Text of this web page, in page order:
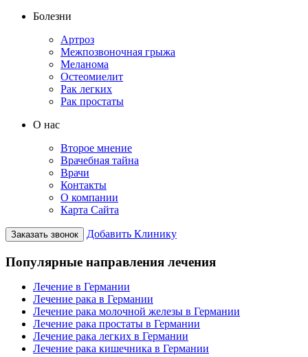
Болезни
Артроз
Межпозвоночная грыжа
Меланома
Остеомиелит
Рак легких
Рак простаты
О нас
Второе мнение
Врачебная тайна
Врачи
Контакты
О компании
Карта Сайта
Заказать звонок Добавить Клинику
Популярные направления лечения
Лечение в Германии
Лечение рака в Германии
Лечение рака молочной железы в Германии
Лечение рака простаты в Германии
Лечение рака легких в Германии
Лечение рака кишечника в Германии